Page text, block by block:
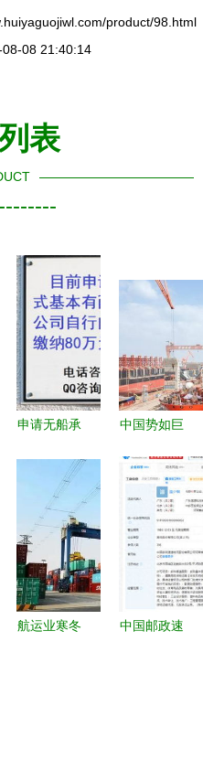
product/98.html
08 21:40:14
表
申请无船承
装卸服务的
关联政策解
读
中国势如巨
链优势下
的“航母产
能”几何？
航运业寒冬
中国邮政速